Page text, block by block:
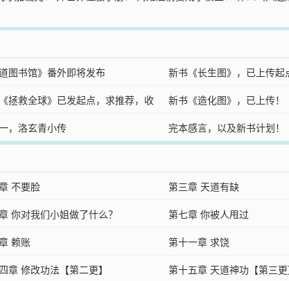
道图书馆》番外即将发布 新书《长生图》，已上传起
拯救全球》已发起点，求推荐，收
新书《造化图》，已上传！
，洛玄青小传 完本感言，以及新书计划！
不要脸 第三章 天道有缺
你对我们小姐做了什么？ 第七章 你被人甩过
赖账 第十一章 求饶
章 修改功法【第二更】 第十五章 天道神功【第三更